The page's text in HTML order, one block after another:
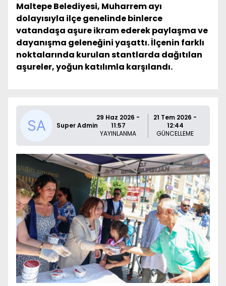
Maltepe Belediyesi, Muharrem ayı
dolayısıyla ilçe genelinde binlerce
vatandaşa aşure ikram ederek paylaşma ve
dayanışma geleneğini yaşattı. İlçenin farklı
noktalarında kurulan stantlarda dağıtılan
aşureler, yoğun katılımla karşılandı.
Super Admin
29 Haz 2026 -
11:57
YAYINLANMA
21 Tem 2026 -
12:44
GÜNCELLEME